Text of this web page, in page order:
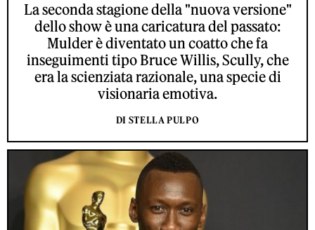
La seconda stagione della "nuova versione"
dello show è una caricatura del passato:
Mulder è diventato un coatto che fa
inseguimenti tipo Bruce Willis, Scully, che
era la scienziata razionale, una specie di
visionaria emotiva.
DI STELLA PULPO